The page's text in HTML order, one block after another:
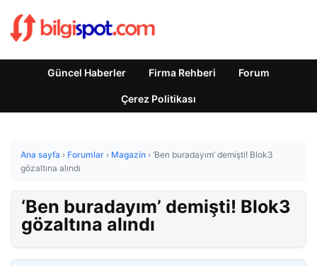
Güncel Haberler Firma Rehberi Forum
Çerez Politikası
Ana sayfa › Forumlar › Magazin › ‘Ben buradayım’ demişti! Blok3
gözaltına alındı
‘Ben buradayım’ demişti! Blok3
gözaltına alındı